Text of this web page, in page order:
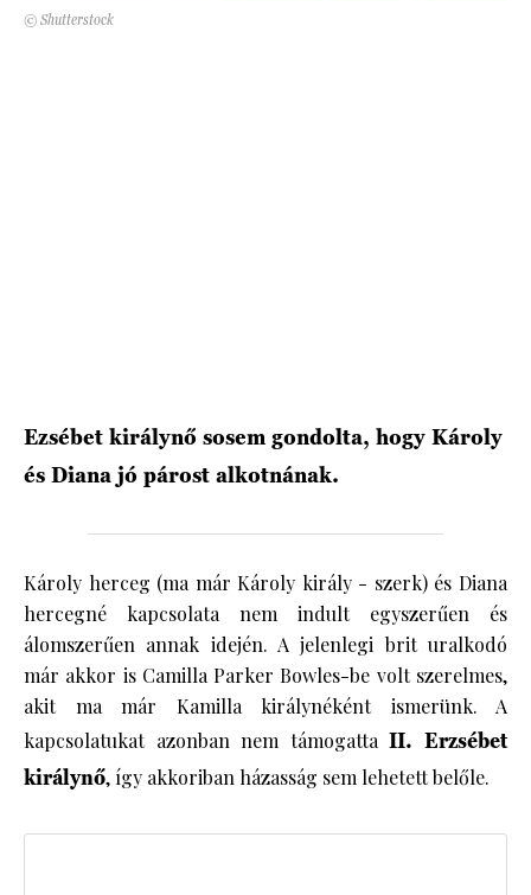
© Shutterstock
Ezsébet királynő sosem gondolta, hogy Károly
és Diana jó párost alkotnának.
Károly herceg (ma már Károly király - szerk) és Diana
hercegné kapcsolata nem indult egyszerűen és
álomszerűen annak idején. A jelenlegi brit uralkodó
már akkor is Camilla Parker Bowles-be volt szerelmes,
akit ma már Kamilla királynéként ismerünk. A
kapcsolatukat azonban nem támogattaII. Erzsébet
királynő, így akkoriban házasság sem lehetett belőle.